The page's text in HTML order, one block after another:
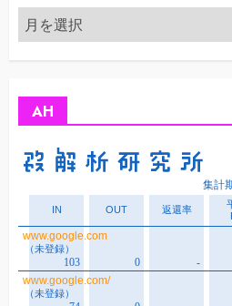
ア
ー
カ
AH